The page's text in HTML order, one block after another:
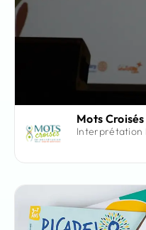
Mots
Interprétation